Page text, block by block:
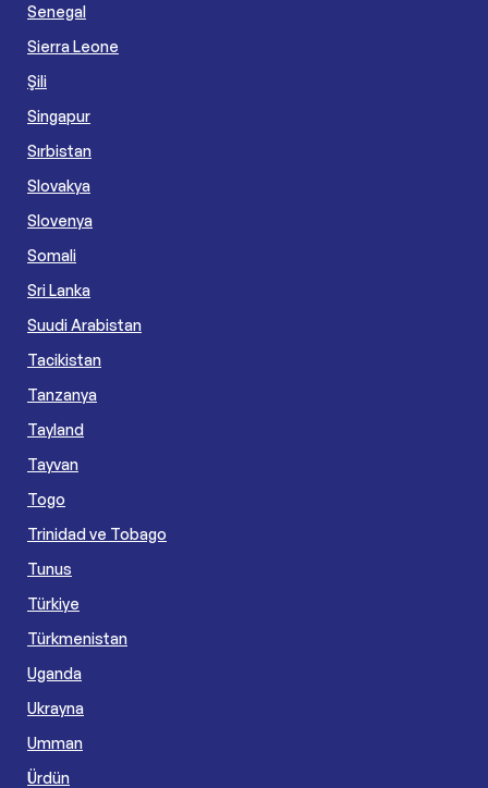
Senegal
Sierra Leone
Şili
Singapur
Sırbistan
Slovakya
Slovenya
Somali
Sri Lanka
Suudi Arabistan
Tacikistan
Tanzanya
Tayland
Tayvan
Togo
Trinidad ve Tobago
Tunus
Türkiye
Türkmenistan
Uganda
Ukrayna
Umman
Ürdün